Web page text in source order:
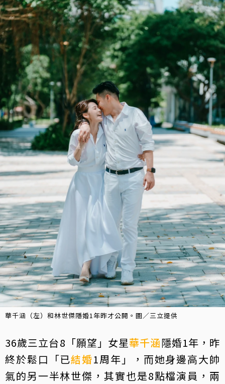
華千涵（左）和林世傑隱婚1年昨才公開。圖／三立提供
36歲三立台8「願望」女星華千涵隱婚1年，昨
終於鬆口「已結婚1周年」，而她身邊高大帥
氣的另一半林世傑，其實也是8點檔演員，兩